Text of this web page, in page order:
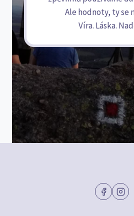
Ale hodnoty, ty se
Víra. Láska.